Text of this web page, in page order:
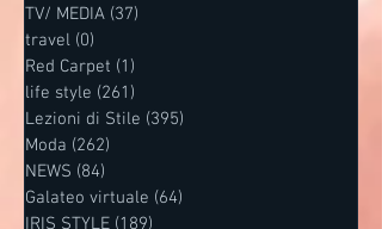
TV/ MEDIA (37)
travel (0)
Red Carpet (1)
life style (261)
Lezioni di Stile (395)
Moda (262)
NEWS (84)
Galateo virtuale (64)
IRIS STYLE (189)